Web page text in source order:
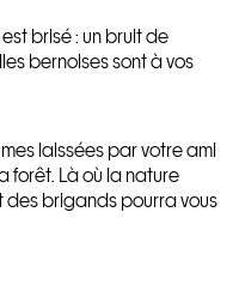
brisé : un bruit de
bernoises sont à vos
laissées par votre ami
Là où la nature
des brigands pourra vous